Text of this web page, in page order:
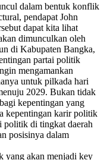
dalam bentuk konflik
pendapat John
dapat kita lihat
dimunculkan oleh
di Kabupaten Bangka,
partai politik
mengamankan
untuk pilkada hari
2029. Bukan tidak
kepentingan yang
kepentingan karir politik
politik di tingkat daerah
posisinya dalam
yang akan menjadi key